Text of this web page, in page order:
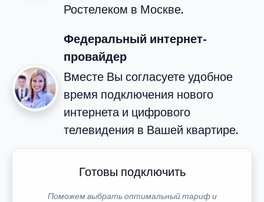
Ростелеком в Москве.
Федеральный интернет-
провайдер
Вместе Вы согласуете удобное
время подключения нового
интернета и цифрового
телевидения в Вашей квартире.
Готовы подключить
Поможем выбрать оптимальный тариф и